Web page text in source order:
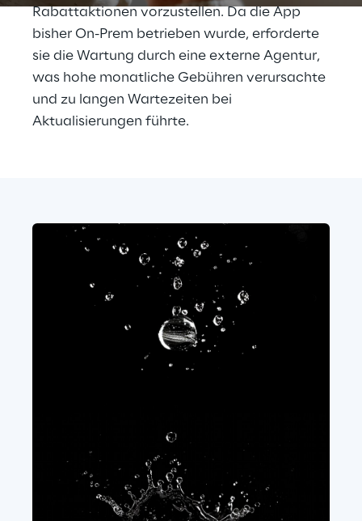
Rabattaktionen vorzustellen. Da die App
bisher On-Prem betrieben wurde, erforderte
sie die Wartung durch eine externe Agentur,
was hohe monatliche Gebühren verursachte
und zu langen Wartezeiten bei
Aktualisierungen führte.